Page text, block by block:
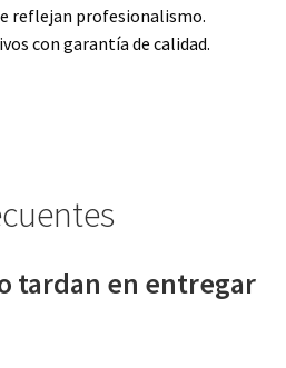
reflejan profesionalismo.
con garantía de calidad.
tardan en entregar